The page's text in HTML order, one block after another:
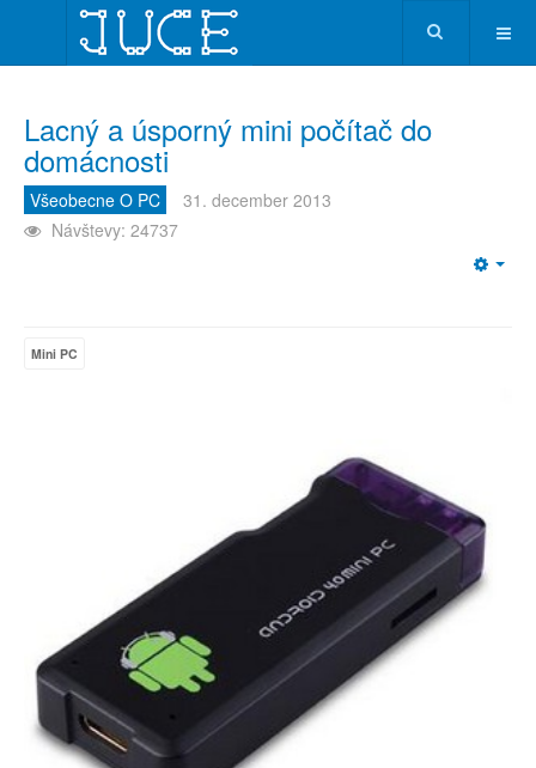
Lacný a úsporný mini počítač do
domácnosti
Všeobecne O PC
31. december 2013
Návštevy: 24737
Mini PC